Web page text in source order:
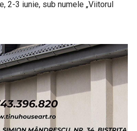
2-3 iunie, sub numele „Viitorul